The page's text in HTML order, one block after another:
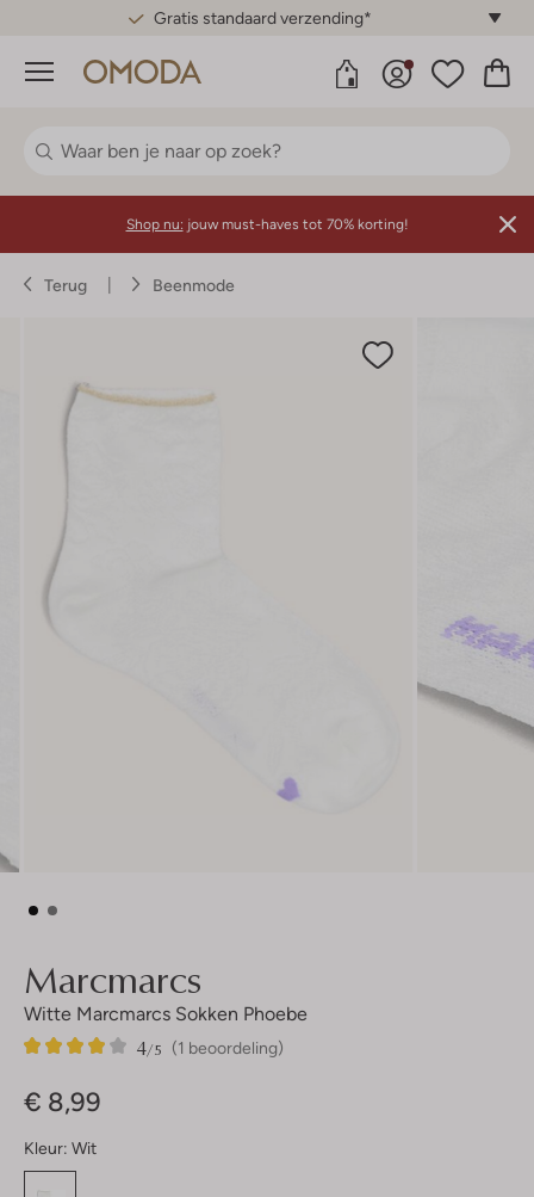
Gratis standaard verzending*
Menu
Shop nu: jouw must-haves tot 70% korting!
Terug Beenmode
Marcmarcs
Witte Marcmarcs Sokken Phoebe
(1 beoordeling)
4/5
1
4
€ 8,99
Kleur: Wit